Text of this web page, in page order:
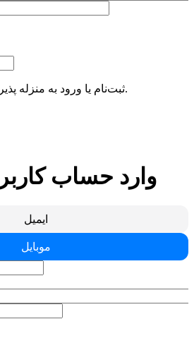
ثبت‌نام یا ورود به منزلهاست.
وارد حساب
ایمیل
موبایل